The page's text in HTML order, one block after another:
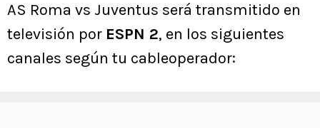
AS Roma vs Juventus será transmitido en
televisión por ESPN 2, en los siguientes
canales según tu cableoperador: